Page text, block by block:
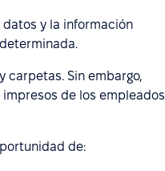
y la información
carpetas. Sin embargo,
de los empleados
de: